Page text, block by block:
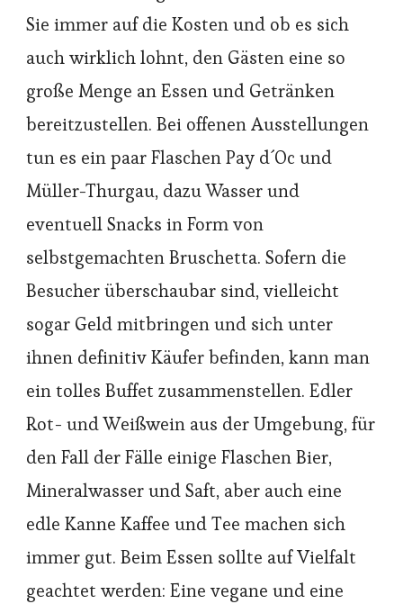
Sie immer auf die Kosten und ob es sich
auch wirklich lohnt, den Gästen eine so
große Menge an Essen und Getränken
bereitzustellen. Bei offenen Ausstellungen
tun es ein paar Flaschen Pay d´Oc und
Müller-Thurgau, dazu Wasser und
eventuell Snacks in Form von
selbstgemachten Bruschetta. Sofern die
Besucher überschaubar sind, vielleicht
sogar Geld mitbringen und sich unter
ihnen definitiv Käufer befinden, kann man
ein tolles Buffet zusammenstellen. Edler
Rot- und Weißwein aus der Umgebung, für
den Fall der Fälle einige Flaschen Bier,
Mineralwasser und Saft, aber auch eine
edle Kanne Kaffee und Tee machen sich
immer gut. Beim Essen sollte auf Vielfalt
geachtet werden: Eine vegane und eine